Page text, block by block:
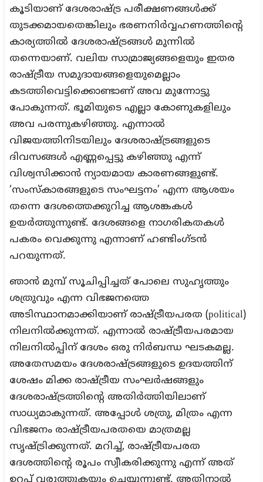
കൂടിയാണ് ദേശരാഷ്ട്ര പരീക്ഷണങ്ങള്‍ക്ക്
തുടക്കമായതെങ്കിലും ഭരണനിര്‍വ്വഹണത്തിന്റെ
കാര്യത്തില്‍ ദേശരാഷ്ട്രങ്ങള്‍ മുന്നില്‍
തന്നെയാണ്. വലിയ സാമ്രാജ്യങ്ങളെയും ഇതര
രാഷ്ട്രീയ സമുദായങ്ങളെയുമെല്ലാം
കടത്തിവെട്ടിക്കൊണ്ടാണ് അവ മുന്നോട്ടു
പോകുന്നത്. ഭൂമിയുടെ എല്ലാ കോണുകളിലും
അവ പരന്നുകഴിഞ്ഞു. എന്നാല്‍
വിജയത്തിനിടയിലും ദേശരാഷ്ട്രങ്ങളുടെ
ദിവസങ്ങള്‍ എണ്ണപ്പെട്ടു കഴിഞ്ഞു എന്ന്
വിശ്വസിക്കാന്‍ ന്യായമായ കാരണങ്ങളുണ്ട്.
‘സംസ്‌കാരങ്ങളുടെ സംഘട്ടനം’ എന്ന ആശയം
തന്നെ ദേശത്തെക്കുറിച്ച ആശങ്കകള്‍
ഉയര്‍ത്തുന്നുണ്ട്. ദേശങ്ങളെ നാഗരികതകള്‍
പകരം വെക്കുന്നു എന്നാണ് ഹണ്ടിംഗ്ടന്‍
പറയുന്നത്.
ഞാന്‍ മുമ്പ് സൂചിപ്പിച്ചത് പോലെ സുഹൃത്തും
ശത്രുവും എന്ന വിഭജനത്തെ
അടിസ്ഥാനമാക്കിയാണ് രാഷ്ട്രീയപരത (political)
നിലനില്‍ക്കുന്നത്. എന്നാല്‍ രാഷ്ട്രീയപരമായ
നിലനില്‍പ്പിന് ദേശം ഒരു നിര്‍ബന്ധ ഘടകമല്ല.
അതേസമയം ദേശരാഷ്ട്രങ്ങളുടെ ഉദയത്തിന്
ശേഷം മിക്ക രാഷ്ട്രീയ സംഘര്‍ഷങ്ങളും
ദേശരാഷ്ട്രത്തിന്റെ അതിര്‍ത്തിയിലാണ്
സാധ്യമാകുന്നത്. അപ്പോള്‍ ശത്രു, മിത്രം എന്ന
വിഭജനം രാഷ്ട്രീയപരതയെ മാത്രമല്ല
സൃഷ്ട്രിക്കുന്നത്. മറിച്ച്, രാഷ്ട്രീയപരത
ദേശത്തിന്റെ രൂപം സ്വീകരിക്കുന്നു എന്ന് അത്